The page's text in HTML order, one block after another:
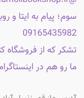
سوم؛ پیام به ایتا و
09165435982
تشکر که از فروشگاه
ما رو هم در